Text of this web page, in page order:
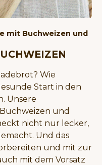
mit Buchweizen und
Wie
Start in den
Unsere
und
nicht nur lecker,
Und das
und mit zur
mit dem Vorsatz